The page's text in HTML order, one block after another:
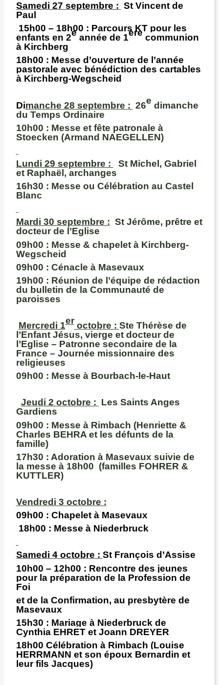
Samedi 27 septembre : St Vincent de
Paul
15h00 – 18h00 : Parcours KT pour les
enfants en 2e année de 1ère communion
à Kirchberg
18h00 : Messe d’ouverture de l’année
pastorale avec bénédiction des cartables
à Kirchberg-Wegscheid
Dimanche 28 septembre : 26e dimanche
du Temps Ordinaire
10h00 : Messe et fête patronale à
Stoecken (Armand NAEGELLEN)
Lundi 29 septembre :
St Michel, Gabriel
et Raphaël, archanges
16h30 : Messe ou Célébration au Castel
Blanc
Mardi 30 septembre : St Jérôme, prêtre et
docteur de l’Eglise
09h00 : Messe & chapelet à Kirchberg-
Wegscheid
09h00 : Cénacle à Masevaux
19h00 : Réunion de l’équipe de rédaction
du bulletin de la Communauté de
paroisses
Mercredi 1eroctobre : Ste Thérèse de
l’Enfant Jésus, vierge et docteur de
l’Eglise – Patronne secondaire de la
France – Journée missionnaire des
religieuses
09h00 : Messe à Bourbach-le-Haut
Jeudi 2 octobre : Les Saints Anges
Gardiens
09h00 : Messe à Rimbach (Henriette &
Charles BEHRA et les défunts de la
famille)
17h30 : Adoration à Masevaux suivie de
la messe à 18h00 (familles FOHRER &
KUTTLER)
Vendredi 3 octobre :
09h00 : Chapelet à Masevaux
18h00 : Messe à Niederbruck
Samedi 4 octobre : St François d’Assise
10h00 – 12h00 : Rencontre des jeunes
pour la préparation de la Profession de
Foi
et de la Confirmation, au presbytère de
Masevaux
15h30 : Mariage à Niederbruck de
Cynthia EHRET et Joann DREYER
18h00 Célébration à Rimbach (Louise
HERRMANN et son époux Bernardin et
leur fils Jacques)